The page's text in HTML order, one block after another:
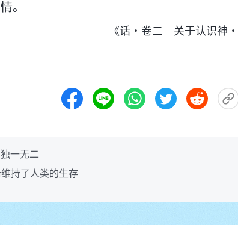
。
——《话・卷二 关于认识神・
一无二
持了人类的生存